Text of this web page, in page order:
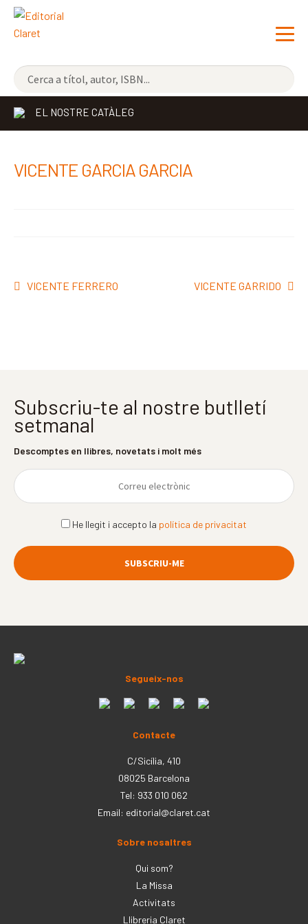
NOVETATS
ELS MÉS VENUTS
EL NOSTRE CATÀLEG
VICENTE GARCIA GARCIA
Navegació
Entrada
VICENTE FERRERO
Pròxima
VICENTE GARRIDO
Subscriu-te al nostre butlletí
setmanal
Descomptes en llibres, novetats i molt més
He llegit i accepto la política de privacitat
Segueix-nos
Contacte
C/Sicília, 410
08025 Barcelona
Tel: 933 010 062
Email: editorial@claret.cat
Sobre nosaltres
Qui som?
La Missa
Activitats
Llibreria Claret